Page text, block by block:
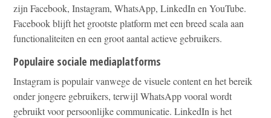
zijn Facebook, Instagram, WhatsApp, LinkedIn en YouTube.
Facebook blijft het grootste platform met een breed scala aan
functionaliteiten en een groot aantal actieve gebruikers.
Populaire sociale mediaplatforms
Instagram is populair vanwege de visuele content en het bereik
onder jongere gebruikers, terwijl WhatsApp vooral wordt
gebruikt voor persoonlijke communicatie. LinkedIn is het